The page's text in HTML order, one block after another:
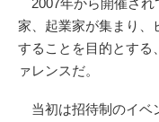
家、起業家が集まり、
することを目的とする
ァレンスだ。
当初は招待制のイベ